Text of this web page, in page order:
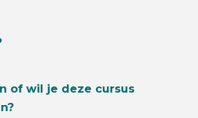
of wil je deze cursus